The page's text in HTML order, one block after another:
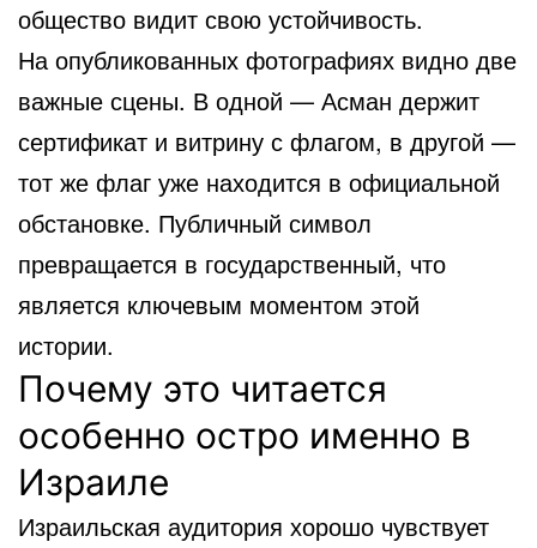
общество видит свою устойчивость.
На опубликованных фотографиях видно две
важные сцены. В одной — Асман держит
сертификат и витрину с флагом, в другой —
тот же флаг уже находится в официальной
обстановке. Публичный символ
превращается в государственный, что
является ключевым моментом этой
истории.
Почему это читается
особенно остро именно в
Израиле
Израильская аудитория хорошо чувствует